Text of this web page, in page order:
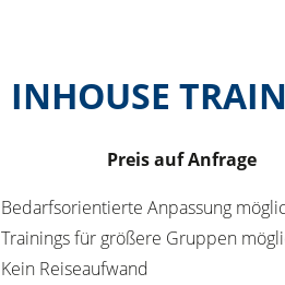
INHOUSE
Preis auf Anfrage
Bedarfsorientierte Anpassung
Trainings für größere Gruppen
Kein Reiseaufwand